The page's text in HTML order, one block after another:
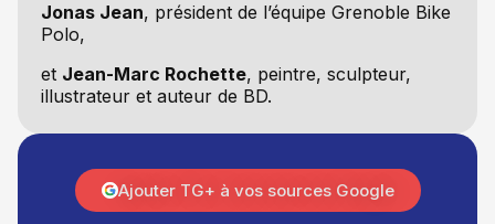
Jonas Jean, président de l’équipe Grenoble Bike
Polo,
et Jean-Marc Rochette, peintre, sculpteur,
illustrateur et auteur de BD.
Ajouter TG+ à vos sources Google